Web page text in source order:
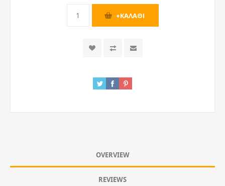
OVERVIEW
REVIEWS